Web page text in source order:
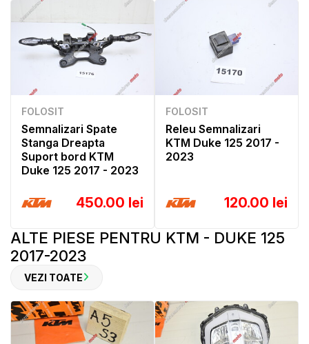
FOLOSIT
Semnalizari Spate
Stanga Dreapta
Suport bord KTM
Duke 125 2017 - 2023
450.00 lei
FOLOSIT
Releu Semnalizari
KTM Duke 125 2017 -
2023
120.00 lei
ALTE PIESE PENTRU KTM - DUKE 125
2017-2023
VEZI TOATE